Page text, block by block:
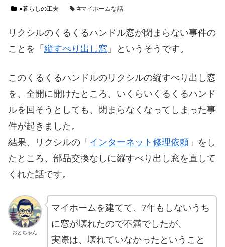
●暮らしの工夫 #マイホームな話
リクシルのくるくるハンドル窓が閉まらない事件の
ことを「 縦すべり出し窓 」というそうです。
このくるくるハンドルのリクシルの縦すべり出し窓
を、全開に開けたところ、いくらいくるくるハンド
ルを回そうとしても、閉まらなくなってしまった事
件が起きました。
結果、リクシルの「 インターネット修理依頼 」をし
たところ、部品交換なしに縦すべり出し窓を直して
くれた話です。
おとちゃん
マイホームを建てて、7年もしないうち
に窓が壊れたので不満でしたが、
実際は、壊れていなかったということ